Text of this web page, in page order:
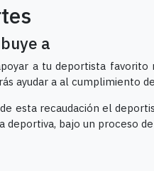
a
a tu deportista
ayudar a al cumplimiento
esta recaudación el
deportiva, bajo un proceso